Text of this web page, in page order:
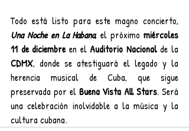
Una Noche en La Habana, el próximo miércoles
11 de diciembre en el Auditorio Nacional
CDMX, donde se atestiguará el legado y la
herencia musical de Cuba, que sigue
preservada por el Buena Vista All Stars. Será
una celebración inolvidable a la música y la
cultura cubana.